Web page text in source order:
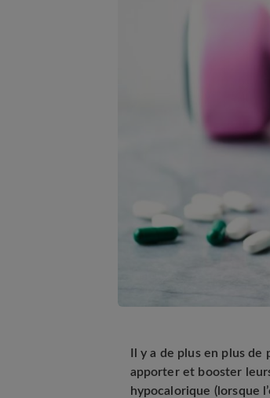
Il y a de plus en plus
apporter et booster
hypocalorique (lorsque